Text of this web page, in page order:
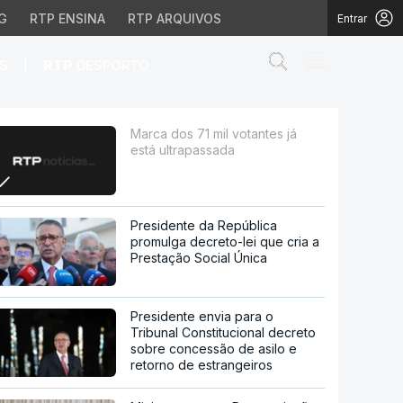
RTP ENSINA RTP ARQUIVOS Entrar
Marca dos 71 mil votantes já
está ultrapassada
Presidente da República
promulga decreto-lei que cria a
Prestação Social Única
Presidente envia para o
Tribunal Constitucional decreto
sobre concessão de asilo e
retorno de estrangeiros